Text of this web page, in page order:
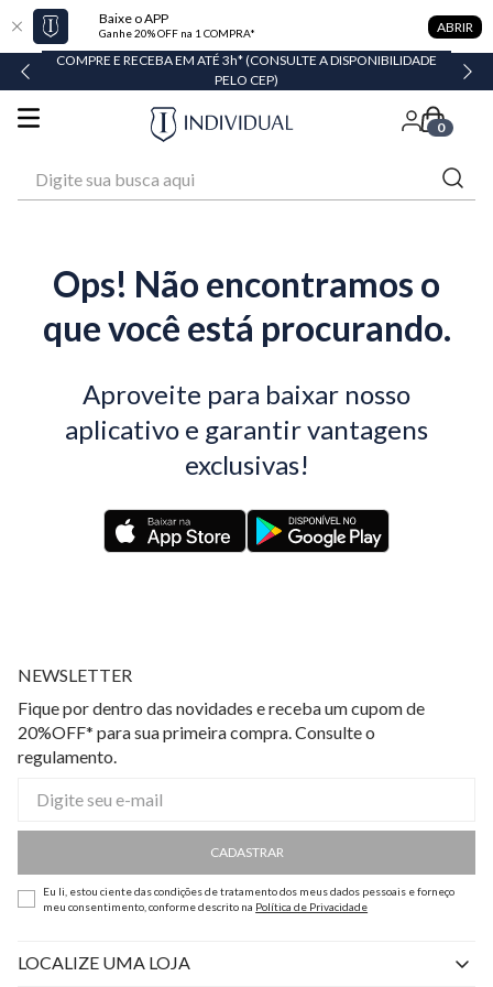
Baixe o APP
Ganhe 20% OFF na 1 COMPRA* ABRIR
COMPRE E RECEBA EM ATÉ 3h* (CONSULTE A DISPONIBILIDADE
PELO CEP)
0
Ops! Não encontramos o
que você está procurando.
Aproveite para baixar nosso
aplicativo e garantir vantagens
exclusivas!
NEWSLETTER
Fique por dentro das novidades e receba um cupom de
20%OFF* para sua primeira compra. Consulte o
regulamento.
CADASTRAR
Eu li, estou ciente das condições de tratamento dos meus dados pessoais e forneço
meu consentimento, conforme descrito na Política de Privacidade
LOCALIZE UMA LOJA